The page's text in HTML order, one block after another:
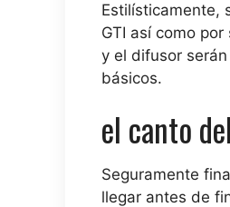
Estilísticamente,
GTI así como
y el difusor
básicos.
el canto
Seguramente
llegar antes de